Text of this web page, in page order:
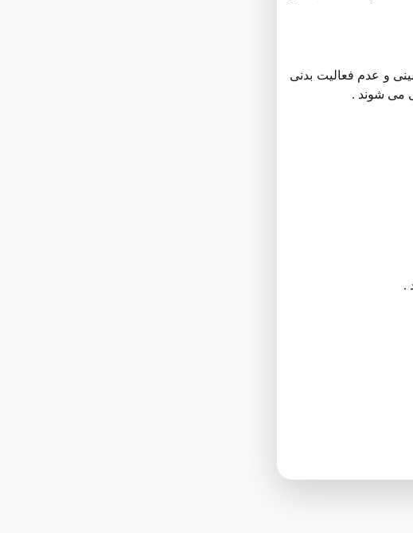
و عدم فعالیت بدنی
می شوند .
.